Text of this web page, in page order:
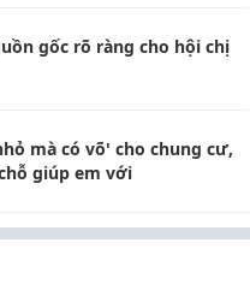
gốc rõ ràng cho hội chị
mà có võ' cho chung cư,
giúp em với